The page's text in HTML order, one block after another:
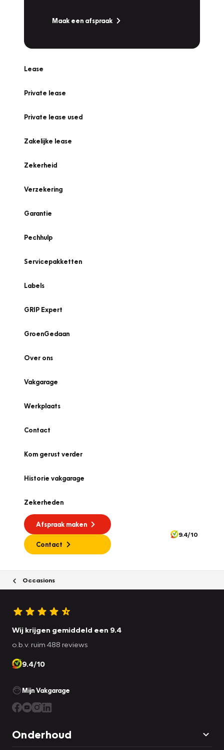
Maak een afspraak
Lease
Private lease
Private lease used
Zakelijke lease
Zekerheid
Verzekering
Garantie
Pechhulp
Servicepakketten
Labels
GRIP Expert
GroenGedaan
Over ons
Vakgarage
Werkplaats
Contact
Kom gerust verder
Historie vakgarage
Zekerheden
Afspraak maken
Contact
9.4/10
Occasions
Wij krijgen gemiddeld een 9.4
o.b.v. ruim 488 reviews
9.4/10
Mijn Vakgarage
Onderhoud